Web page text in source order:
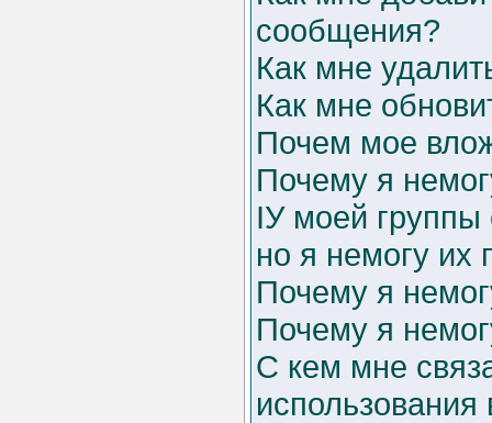
сообщения?
Как мне
Как мне
Почем мое
Почему я
IУ моей группы
но я немогу их
Почему я
Почему я
С кем мне